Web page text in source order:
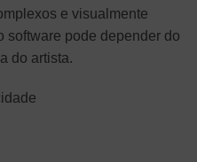
e visualmente
software pode depender do
do artista.